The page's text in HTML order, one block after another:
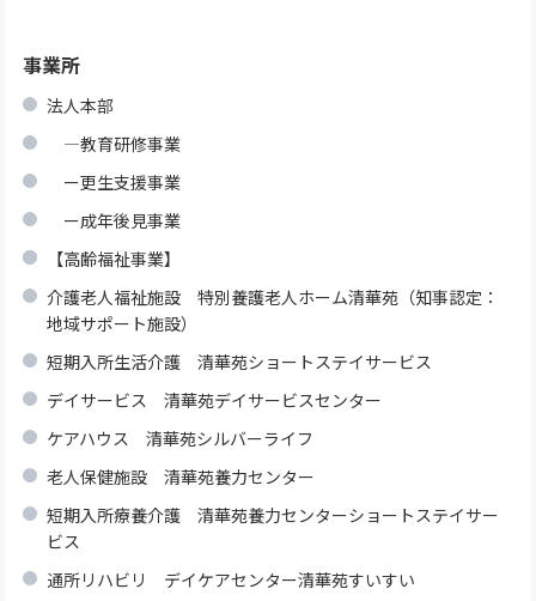
事業所
法人本部
―教育研修事業
ー更生支援事業
ー成年後見事業
【高齢福祉事業】
介護老人福祉施設 特別養護老人ホーム清華苑（知事認定：
地域サポート施設）
短期入所生活介護 清華苑ショートステイサービス
デイサービス 清華苑デイサービスセンター
ケアハウス 清華苑シルバーライフ
老人保健施設 清華苑養力センター
短期入所療養介護 清華苑養力センターショートステイサー
ビス
通所リハビリ デイケアセンター清華苑すいすい